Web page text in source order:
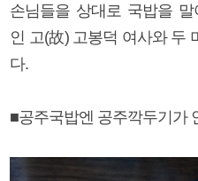
손님들을 상대로 국밥을
인 고(故) 고봉덕 여사와 두
다.
■공주국밥엔 공주깍두기가